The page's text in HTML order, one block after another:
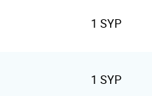
1 SYP
1 SYP